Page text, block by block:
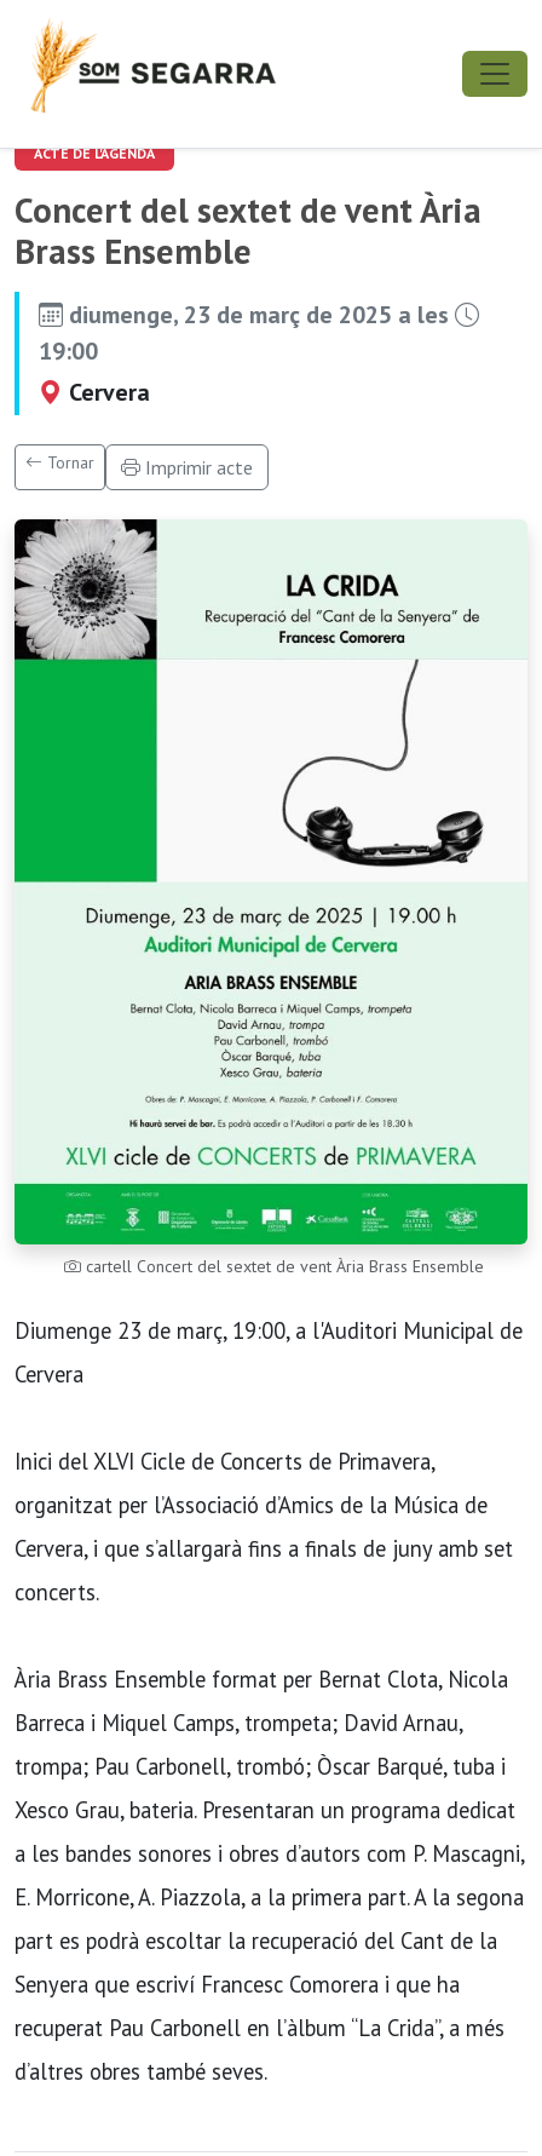
ACTE DE L'AGENDA
Concert del sextet de vent Ària
Brass Ensemble
diumenge, 23 de març de 2025 a les
19:00
Cervera
Tornar Imprimir acte
cartell Concert del sextet de vent Ària Brass Ensemble
Diumenge 23 de març, 19:00, a l'Auditori Municipal de
Cervera
Inici del XLVI Cicle de Concerts de Primavera,
organitzat per l’Associació d’Amics de la Música de
Cervera, i que s’allargarà fins a finals de juny amb set
concerts.
Ària Brass Ensemble format per Bernat Clota, Nicola
Barreca i Miquel Camps, trompeta; David Arnau,
trompa; Pau Carbonell, trombó; Òscar Barqué, tuba i
Xesco Grau, bateria. Presentaran un programa dedicat
a les bandes sonores i obres d’autors com P. Mascagni,
E. Morricone, A. Piazzola, a la primera part. A la segona
part es podrà escoltar la recuperació del Cant de la
Senyera que escriví Francesc Comorera i que ha
recuperat Pau Carbonell en l’àlbum “La Crida”, a més
d’altres obres també seves.